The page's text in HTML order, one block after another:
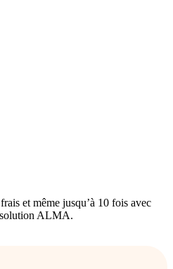
et même jusqu’à 10 fois avec
solution ALMA.